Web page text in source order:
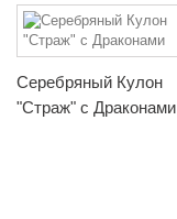
Серебряный Кулон
"Страж" с Драконами